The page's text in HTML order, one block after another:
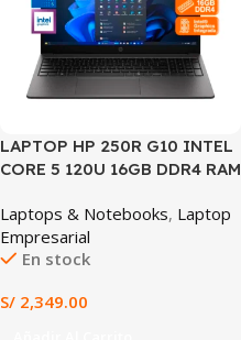
LAPTOP HP 250R G10 INTEL
CORE 5 120U 16GB DDR4 RAM
GRAPHICS WIN 11 PRE-
INSTALADO (HP 250R G10)
Laptops & Notebooks, Laptop
Empresarial
En stock
S/ 2,349.00